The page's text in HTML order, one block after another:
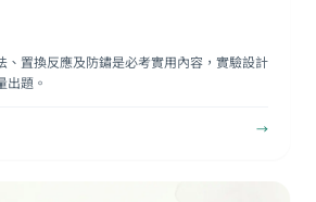
、置換反應及防鏽是必考實用內容，實驗設計
出題。
→